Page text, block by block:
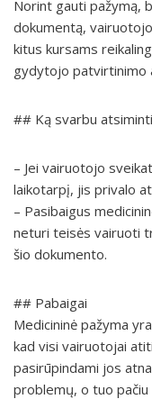
Norint gauti pažymą,
dokumentą,
kitus kursams
gydytojo patvirtinimo
## Ką svarbu
– Jei vairuotojo
laikotarpį, jis privalo
– Pasibaigus
neturi teisės vairuoti
šio dokumento.
## Pabaigai
Medicininė pažyma
kad visi vairuotojai
pasirūpindami jos
problemų, o tuo